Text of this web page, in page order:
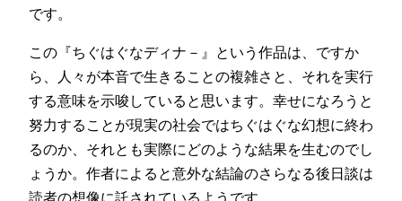
です。
この『ちぐはぐなディナ－』という作品は、ですか
ら、人々が本音で生きることの複雑さと、それを実行
する意味を示唆していると思います。幸せになろうと
努力することが現実の社会ではちぐはぐな幻想に終わ
るのか、それとも実際にどのような結果を生むのでし
ょうか。作者によると意外な結論のさらなる後日談は
読者の想像に託されているようです。